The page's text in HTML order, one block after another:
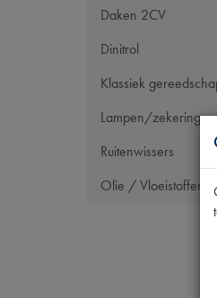
Daken 2CV
Dinitrol
Klassiek
Lampen/zekeringen
Ruitenwissers
Olie / Vloeistoffen